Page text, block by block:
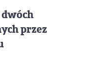
przez